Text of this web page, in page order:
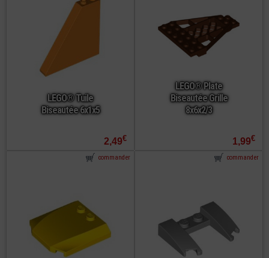
LEGO® Tuile
Biseautée 6x1x5
2,49€
LEGO® Plate
Biseautée Grille
8x6x2/3
1,99€
commander commander